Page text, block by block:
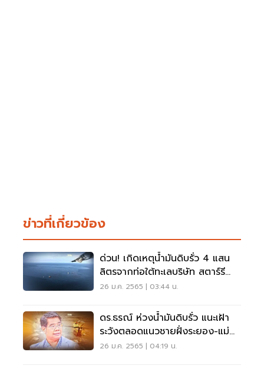
ข่าวที่เกี่ยวข้อง
ด่วน! เกิดเหตุน้ำมันดิบรั่ว 4 แสน
ลิตรจากท่อใต้ทะเลบริษัท สตาร์รี
ไฟน์นิ่งฯ
26 ม.ค. 2565 | 03:44 น.
ดร.ธรณ์ ห่วงน้ำมันดิบรั่ว แนะเฝ้า
ระวังตลอดแนวชายฝั่งระยอง-แม่
รำพึง
26 ม.ค. 2565 | 04:19 น.